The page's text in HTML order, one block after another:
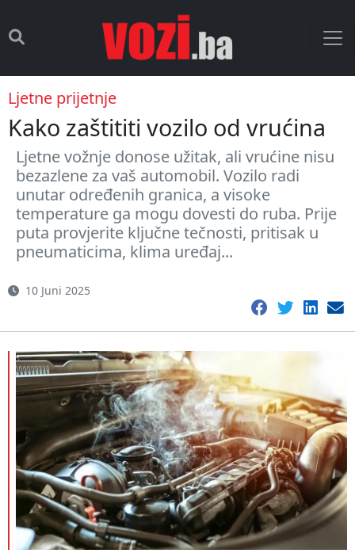
Ljetne prijetnje
Kako zaštititi vozilo od vrućina
Ljetne vožnje donose užitak, ali vrućine nisu
bezazlene za vaš automobil. Vozilo radi
unutar određenih granica, a visoke
temperature ga mogu dovesti do ruba. Prije
puta provjerite ključne tečnosti, pritisak u
pneumaticima, klima uređaj...
10 Juni 2025